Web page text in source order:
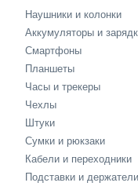
Наушники и колонки
Аккумуляторы и
Смартфоны
Планшеты
Часы и трекеры
Чехлы
Штуки
Сумки и рюкзаки
Кабели и переходники
Подставки и держатели